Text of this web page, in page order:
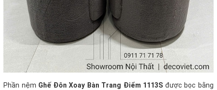
Phần nệm Ghế Đôn Xoay Bàn Trang Điểm 1113S được bọc bằng